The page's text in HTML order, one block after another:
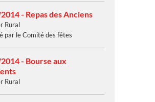
- Repas des Anciens
Rural
par le Comité des fêtes
- Bourse aux
Rural